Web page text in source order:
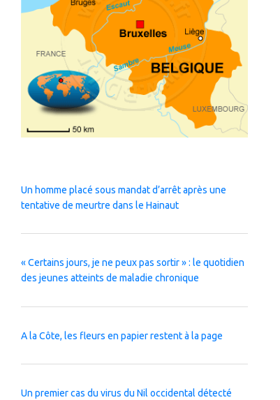
Un homme placé sous mandat d’arrêt après une
tentative de meurtre dans le Hainaut
« Certains jours, je ne peux pas sortir » : le quotidien
des jeunes atteints de maladie chronique
A la Côte, les fleurs en papier restent à la page
Un premier cas du virus du Nil occidental détecté